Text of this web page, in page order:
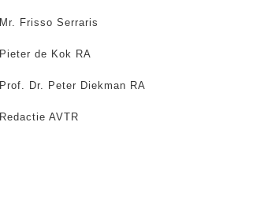
Mr. Frisso Serraris
Pieter de Kok RA
Prof. Dr. Peter Diekman RA
Redactie AVTR